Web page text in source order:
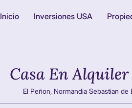
Inicio Inversiones USA
Casa En
El Peñon, Normandia Sebastian de